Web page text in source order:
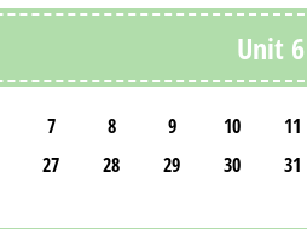
Unit 6
7 8 9 10 11
27 28 29 30 31